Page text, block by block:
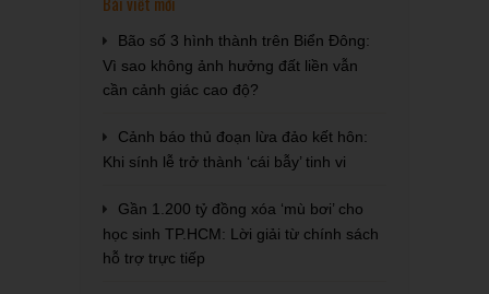
Bão số 3 hình thành trên Biển Đông:
Vì sao không ảnh hưởng đất liền vẫn
cần cảnh giác cao độ?
Cảnh báo thủ đoạn lừa đảo kết hôn:
Khi sính lễ trở thành ‘cái bẫy’ tinh vi
Gần 1.200 tỷ đồng xóa ‘mù bơi’ cho
học sinh TP.HCM: Lời giải từ chính sách
hỗ trợ trực tiếp